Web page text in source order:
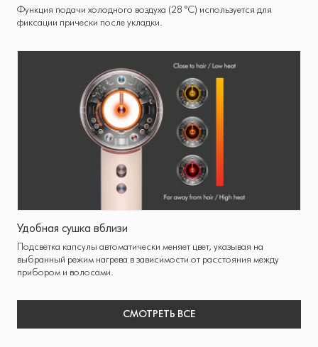
Функция подачи холодного воздуха (28 °C) используется для
фиксации прически после укладки.
Удобная сушка вблизи
Подсветка капсулы автоматически меняет цвет, указывая на
выбранный режим нагрева в зависимости от расстояния между
прибором и волосами.
СМОТРЕТЬ ВСЕ